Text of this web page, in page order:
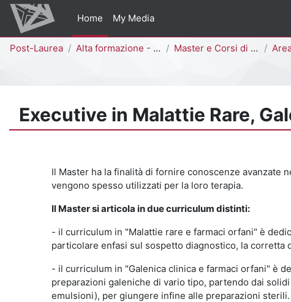
Vai al contenuto principale
Home
My Media
Percorso della pagina
Post-Laurea Alta formazione - Bicocca Academy Master e Corsi di Perfezionamento Area
Executive in Malattie Rare,
Il Master ha la finalità di fornire conoscenze avanzate
vengono spesso utilizzati per la loro terapia.
Il Master si articola in due curriculum distinti:
- il curriculum in "Malattie rare e farmaci orfani" è
particolare enfasi sul sospetto diagnostico, la
- il curriculum in "Galenica clinica e farmaci orfani" è
preparazioni galeniche di vario tipo, partendo dai
emulsioni), per giungere infine alle preparazioni sterili.